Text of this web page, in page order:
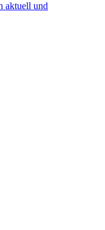
aktuell und